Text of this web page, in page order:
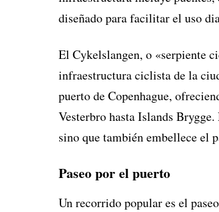
diseñado para facilitar el uso
El Cykelslangen, o «serpiente
infraestructura ciclista de la
puerto de Copenhague,
Vesterbro hasta Islands
sino que también embellece el
Paseo por el puerto
Un recorrido popular es el